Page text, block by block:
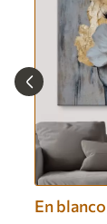
En